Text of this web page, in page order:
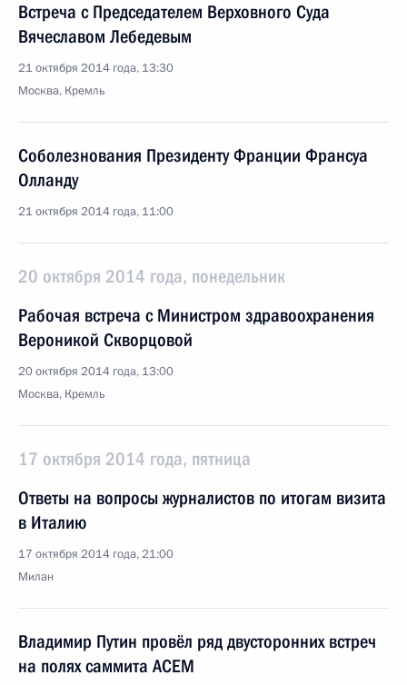
Встреча с Председателем Верховного Суда
Вячеславом Лебедевым
21 октября 2014 года, 13:30
Москва, Кремль
Соболезнования Президенту Франции Франсуа
Олланду
21 октября 2014 года, 11:00
20 октября 2014 года, понедельник
Рабочая встреча с Министром здравоохранения
Вероникой Скворцовой
20 октября 2014 года, 13:00
Москва, Кремль
17 октября 2014 года, пятница
Ответы на вопросы журналистов по итогам визита
в Италию
17 октября 2014 года, 21:00
Милан
Владимир Путин провёл ряд двусторонних встреч
на полях саммита АСЕМ